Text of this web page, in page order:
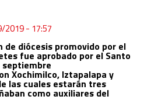
2019 - 17:57
de diócesis promovido por el
fue aprobado por el Santo
septiembre
Xochimilco, Iztapalapa y
las cuales estarán tres
como auxiliares del